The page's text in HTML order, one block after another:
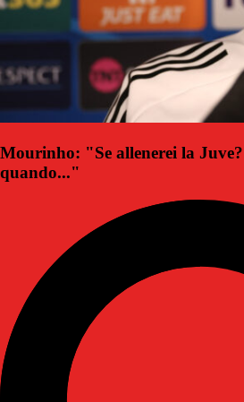
Mourinho: "Se allenerei la
quando..."